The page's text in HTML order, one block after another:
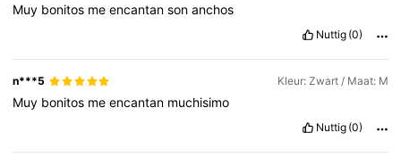
Muy bonitos meencantansonanchos
Nuttig (0)
n***5 Kleur: Zwart / Maat: M
Muy bonitos meencantan muchisimo
Nuttig (0)